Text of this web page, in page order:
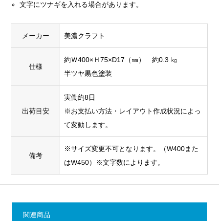
文字にツナギを入れる場合があります。
メーカー 美濃クラフト
仕様
約Ｗ400×Ｈ75×D17（㎜） 約0.3 ㎏
半ツヤ黒色塗装
出荷目安
実働約8日
※お支払い方法・レイアウト作成状況によっ
て変動します。
備考
※サイズ変更不可となります。（W400また
はW450）※文字数によります。
関連商品